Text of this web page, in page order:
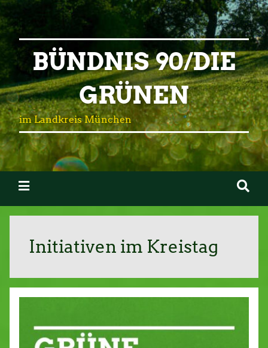
BÜNDNIS 90/DIE
GRÜNEN
im Landkreis München
In­itia­ti­ven im Kreistag